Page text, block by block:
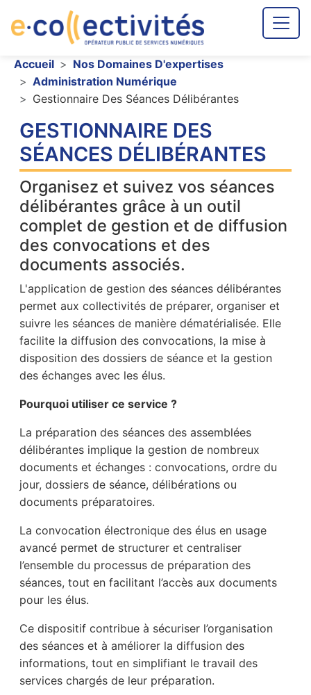
Aller au contenu principal
Fil d'Ariane
Accueil
Nos Domaines D'expertises
Administration Numérique
Gestionnaire Des Séances Délibérantes
GESTIONNAIRE DES
SÉANCES DÉLIBÉRANTES
Organisez et suivez vos séances
délibérantes grâce à un outil
complet de gestion et de diffusion
des convocations et des
documents associés.
L'application de gestion des séances délibérantes
permet aux collectivités de préparer, organiser et
suivre les séances de manière dématérialisée. Elle
facilite la diffusion des convocations, la mise à
disposition des dossiers de séance et la gestion
des échanges avec les élus.
Pourquoi utiliser ce service ?
La préparation des séances des assemblées
délibérantes implique la gestion de nombreux
documents et échanges : convocations, ordre du
jour, dossiers de séance, délibérations ou
documents préparatoires.
La convocation électronique des élus en usage
avancé permet de structurer et centraliser
l’ensemble du processus de préparation des
séances, tout en facilitant l’accès aux documents
pour les élus.
Ce dispositif contribue à sécuriser l’organisation
des séances et à améliorer la diffusion des
informations, tout en simplifiant le travail des
services chargés de leur préparation.